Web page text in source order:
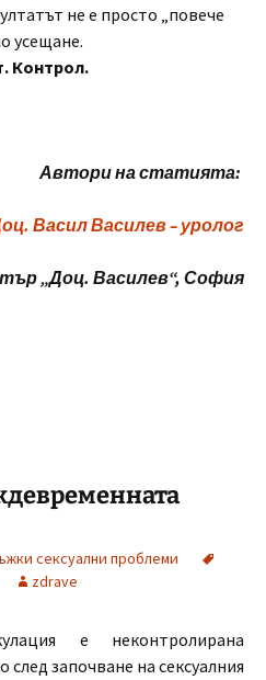
не е просто „повече
усещане.
Контрол.
Автори на статията:
Васил Василев – уролог
„Доц. Василев“, София
сексуални проблеми
zdrave
е неконтролирана
след започване на сексуалния